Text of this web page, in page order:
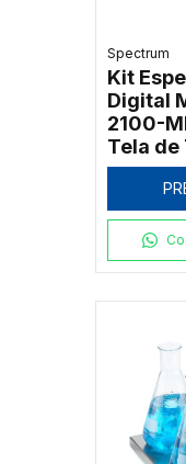
Spectrum
Kit
Digital
2100-
Tela de
e